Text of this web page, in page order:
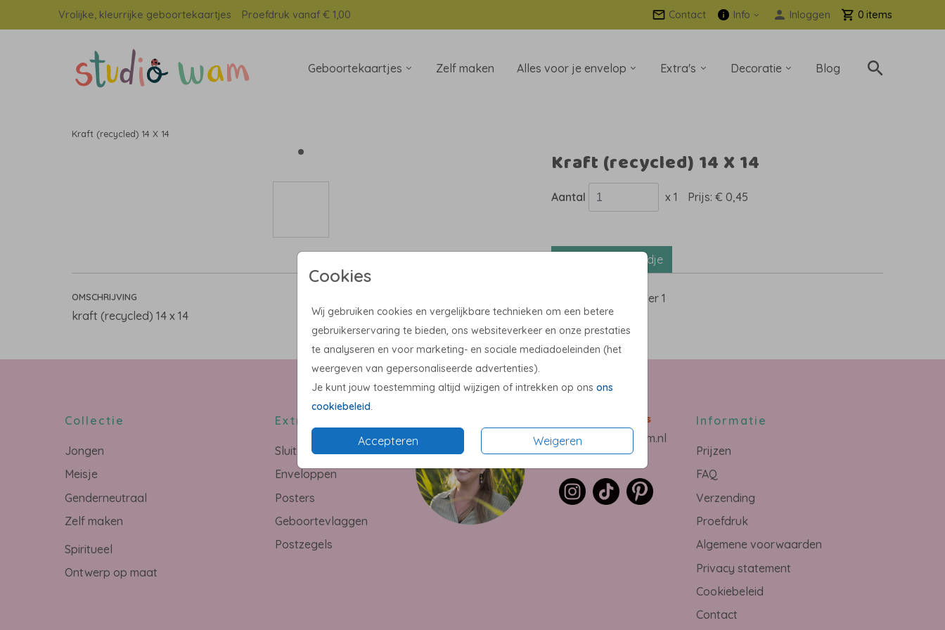
Vrolijke, kleurrijke geboortekaartjes Proefdruk vanaf € 1,00 Contact Info Inloggen 0
Geboortekaartjes Zelf maken Alles voor je envelop Extra's Decoratie Blog
Cookies
Wij gebruiken cookies en vergelijkbare technieken om een betere
gebruikerservaring te bieden, ons websiteverkeer en onze prestaties
te analyseren en voor marketing- en sociale mediadoeleinden (het
weergeven van gepersonaliseerde advertenties).
Je kunt jouw toestemming altijd wijzigen of intrekken op ons ons
cookiebeleid.
Accepteren Weigeren
Kraft (recycled) 14 X 14
Kraft (recycled) 14 X 14
Aantal x 1 Prijs:€ 0,45
In winkelmandje
OMSCHRIJVING
kraft (recycled) 14 x 14
per 1
Collectie
Jongen
Meisje
Genderneutraal
Zelf maken
Spiritueel
Ontwerp op maat
Extra's
Sluitzegels
Enveloppen
Posters
Geboortevlaggen
Postzegels
Willeke Beekmans
willeke@studiowam.nl
+31638314020
Informatie
Prijzen
FAQ
Verzending
Proefdruk
Algemene voorwaarden
Privacy statement
Cookiebeleid
Contact